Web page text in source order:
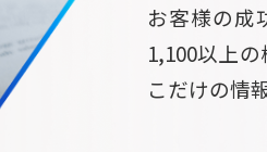
サブスク/定期通販ECサイト構
Commerce
お客様の成
1,100以上
こだけの情